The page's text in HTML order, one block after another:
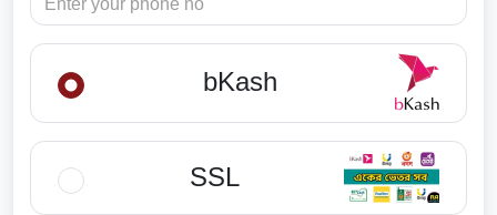
bKash
SSL